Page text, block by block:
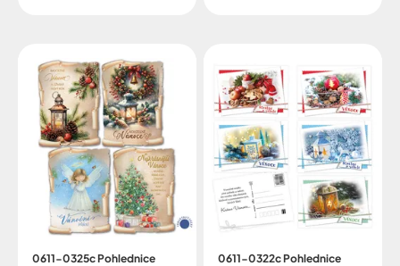
0611-0325c Pohlednice
0611-0322c Pohlednice